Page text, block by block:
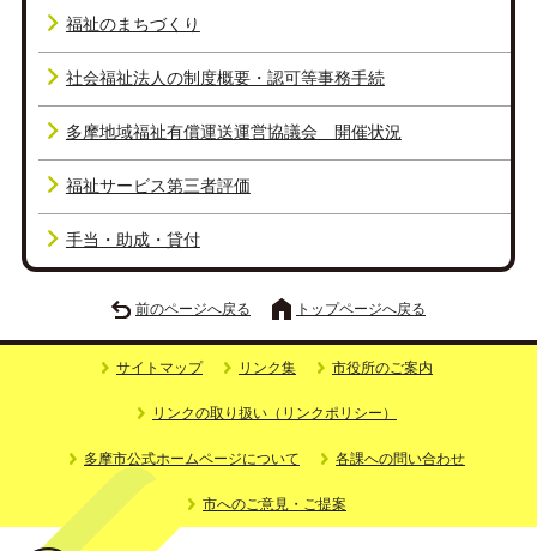
福祉のまちづくり
社会福祉法人の制度概要・認可等事務手続
多摩地域福祉有償運送運営協議会 開催状況
福祉サービス第三者評価
手当・助成・貸付
前のページへ戻る トップページへ戻る
サイトマップ リンク集 市役所のご案内
リンクの取り扱い（リンクポリシー）
多摩市公式ホームページについて 各課への問い合わせ
市へのご意見・ご提案